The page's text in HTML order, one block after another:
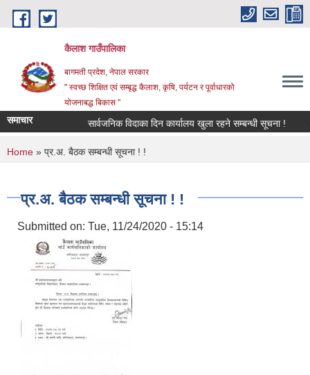
Skip to main content
कैलाश गाउँपालिका
बागमती प्रदेश, नेपाल सरकार
" स्वच्छ शिक्षित एवं सम्बृद्ध कैलाश, कृषि, पर्यटन र पूर्वाधारको
योजनाबद्ध बिकास "
समाचार सार्वजनिक विदाका दिन कार्यालय खुला रहने सम्बन्धी सूचना !
You are here
Home » प्र.अ. बैठक सम्बन्धी सूचना ! !
प्र.अ. बैठक सम्बन्धी सूचना ! !
Submitted on: Tue, 11/24/2020 - 15:14